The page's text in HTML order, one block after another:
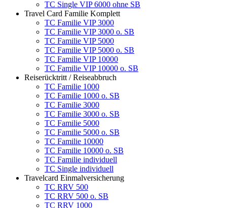
TC Single VIP 6000 ohne SB
Travel Card Familie Komplett
TC Familie VIP 3000
TC Familie VIP 3000 o. SB
TC Familie VIP 5000
TC Familie VIP 5000 o. SB
TC Familie VIP 10000
TC Familie VIP 10000 o. SB
Reiserücktritt / Reiseabbruch
TC Familie 1000
TC Familie 1000 o. SB
TC Familie 3000
TC Familie 3000 o. SB
TC Familie 5000
TC Familie 5000 o. SB
TC Familie 10000
TC Familie 10000 o. SB
TC Familie individuell
TC Single individuell
Travelcard Einmalversicherung
TC RRV 500
TC RRV 500 o. SB
TC RRV 1000